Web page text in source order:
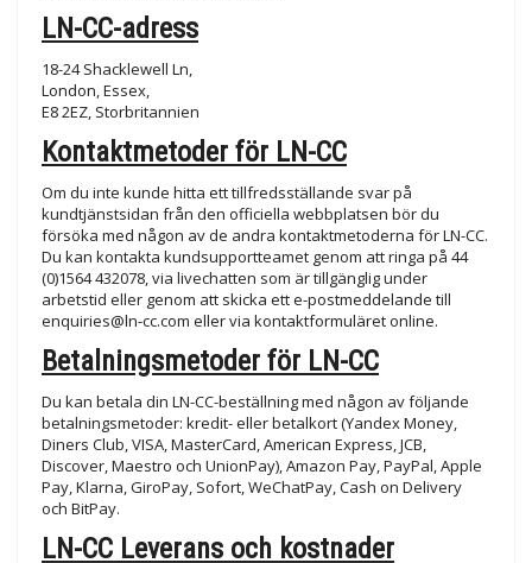
LN-CC-adress
18-24 Shacklewell Ln,
London, Essex,
E8 2EZ, Storbritannien
Kontaktmetoder för LN-CC
Om du inte kunde hitta ett tillfredsställande svar på
kundtjänstsidan från den officiella webbplatsen bör du
försöka med någon av de andra kontaktmetoderna för LN-CC.
Du kan kontakta kundsupportteamet genom att ringa på 44
(0)1564 432078, via livechatten som är tillgänglig under
arbetstid eller genom att skicka ett e-postmeddelande till
enquiries@ln-cc.com eller via kontaktformuläret online.
Betalningsmetoder för LN-CC
Du kan betala din LN-CC-beställning med någon av följande
betalningsmetoder: kredit- eller betalkort (Yandex Money,
Diners Club, VISA, MasterCard, American Express, JCB,
Discover, Maestro och UnionPay), Amazon Pay, PayPal, Apple
Pay, Klarna, GiroPay, Sofort, WeChatPay, Cash on Delivery
och BitPay.
LN-CC Leverans och kostnader